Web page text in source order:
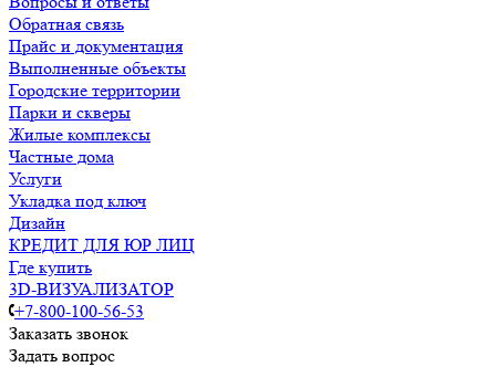
Обратная связь
Прайс и документация
Выполненные объекты
Городские территории
Парки и скверы
Жилые комплексы
Частные дома
Услуги
Укладка под ключ
Дизайн
КРЕДИТ ДЛЯ ЮР ЛИЦ
Где купить
3D-ВИЗУАЛИЗАТОР
+7-800-100-56-53
Заказать звонок
Задать вопрос